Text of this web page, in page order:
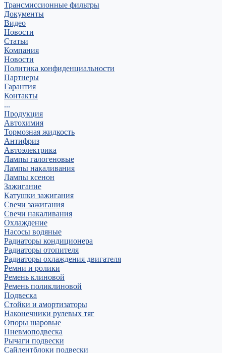
Трансмиссионные фильтры
Документы
Видео
Новости
Статьи
Компания
Новости
Политика конфиденциальности
Партнеры
Гарантия
Контакты
...
Продукция
Автохимия
Тормозная жидкость
Антифриз
Автоэлектрика
Лампы галогеновые
Лампы накаливания
Лампы ксенон
Зажигание
Катушки зажигания
Свечи зажигания
Свечи накаливания
Охлаждение
Насосы водяные
Радиаторы кондиционера
Радиаторы отопителя
Радиаторы охлаждения двигателя
Ремни и ролики
Ремень клиновой
Ремень поликлиновой
Подвеска
Стойки и амортизаторы
Наконечники рулевых тяг
Опоры шаровые
Пневмоподвеска
Рычаги подвески
Сайлентблоки подвески